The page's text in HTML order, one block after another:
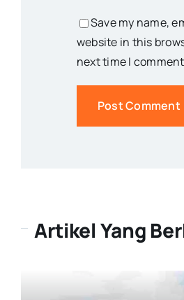
Save my name,
website in this
next time I
Artikel Yang